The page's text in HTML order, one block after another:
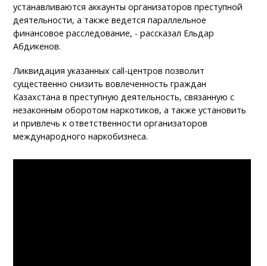
устанавливаются аккаунты организаторов преступной
деятельности, а также ведется параллельное
финансовое расследование, - рассказал Ельдар
Абдикенов.
Ликвидация указанных call-центров позволит
существенно снизить вовлеченность граждан
Казахстана в преступную деятельность, связанную с
незаконным оборотом наркотиков, а также установить
и привлечь к ответственности организаторов
международного наркобизнеса.